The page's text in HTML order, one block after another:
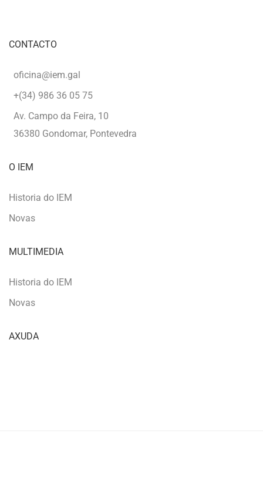
CONTACTO
oficina@iem.gal
+(34) 986 36 05 75
Av. Campo da Feira, 10
36380 Gondomar, Pontevedra
O IEM
Historia do IEM
Novas
MULTIMEDIA
Historia do IEM
Novas
AXUDA